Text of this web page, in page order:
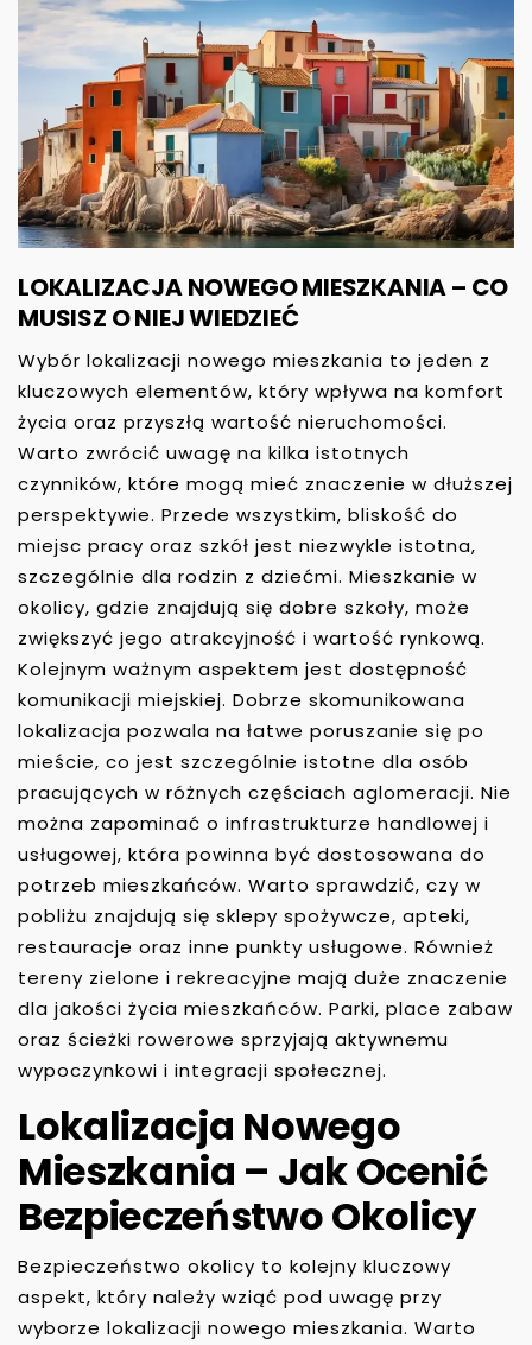
LOKALIZACJA NOWEGO MIESZKANIA – CO
MUSISZ O NIEJ WIEDZIEĆ
Wybór lokalizacji nowego mieszkania to jeden z
kluczowych elementów, który wpływa na komfort
życia oraz przyszłą wartość nieruchomości.
Warto zwrócić uwagę na kilka istotnych
czynników, które mogą mieć znaczenie w dłuższej
perspektywie. Przede wszystkim, bliskość do
miejsc pracy oraz szkół jest niezwykle istotna,
szczególnie dla rodzin z dziećmi. Mieszkanie w
okolicy, gdzie znajdują się dobre szkoły, może
zwiększyć jego atrakcyjność i wartość rynkową.
Kolejnym ważnym aspektem jest dostępność
komunikacji miejskiej. Dobrze skomunikowana
lokalizacja pozwala na łatwe poruszanie się po
mieście, co jest szczególnie istotne dla osób
pracujących w różnych częściach aglomeracji. Nie
można zapominać o infrastrukturze handlowej i
usługowej, która powinna być dostosowana do
potrzeb mieszkańców. Warto sprawdzić, czy w
pobliżu znajdują się sklepy spożywcze, apteki,
restauracje oraz inne punkty usługowe. Również
tereny zielone i rekreacyjne mają duże znaczenie
dla jakości życia mieszkańców. Parki, place zabaw
oraz ścieżki rowerowe sprzyjają aktywnemu
wypoczynkowi i integracji społecznej.
Lokalizacja Nowego
Mieszkania – Jak Ocenić
Bezpieczeństwo Okolicy
Bezpieczeństwo okolicy to kolejny kluczowy
aspekt, który należy wziąć pod uwagę przy
wyborze lokalizacji nowego mieszkania. Warto